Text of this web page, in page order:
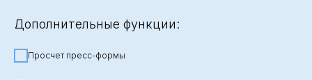
Дополнительные функции:
Просчет пресс-формы